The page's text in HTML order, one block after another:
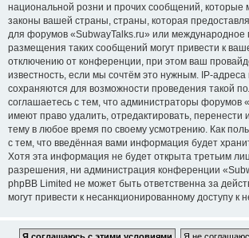
национальной розни и прочих сообщений, которые
законы вашей страны, страны, которая
для форумов «SubwayTalks.ru» или международное
размещения таких сообщений могут привести к
отключению от конференции, при этом ваш
известность, если мы сочтём это нужным. IP-
сохраняются для возможности проведения такой
соглашаетесь с тем, что администраторы форумов
имеют право удалить, отредактировать, перенести
тему в любое время по своему усмотрению. Как
с тем, что введённая вами информация будет
Хотя эта информация не будет открыта третьим
разрешения, ни администрация конференции
phpBB Limited не может быть ответственна за
могут привести к несанкционированному доступу к